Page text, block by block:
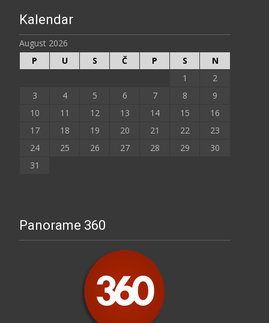
Kalendar
August 2026
P
U S Č P S
N
1
2
3
4 5 6 7 8
9
10
11 12 13 14 15
16
17
18 19 20 21 22
23
24
25 26 27 28 29
30
31
Panorame 360